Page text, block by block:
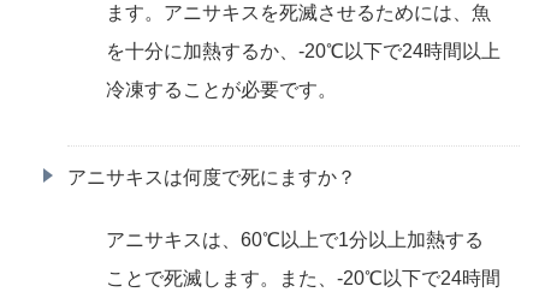
ます。アニサキスを死滅させるためには、魚
を十分に加熱するか、-20℃以下で24時間以上
冷凍することが必要です。
アニサキスは何度で死にますか？
アニサキスは、60℃以上で1分以上加熱する
ことで死滅します。また、-20℃以下で24時間